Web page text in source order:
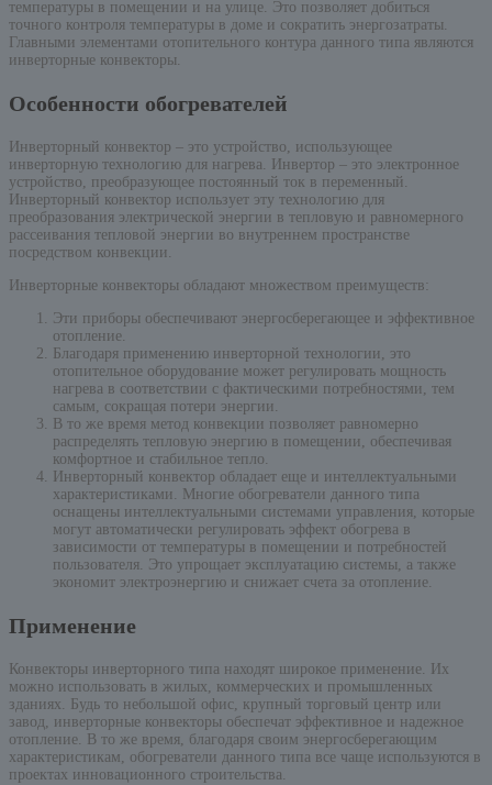
температуры в помещении и на улице. Это позволяет добиться
точного контроля температуры в доме и сократить энергозатраты.
Главными элементами отопительного контура данного типа являются
инверторные конвекторы.
Особенности обогревателей
Инверторный конвектор – это устройство, использующее
инверторную технологию для нагрева. Инвертор – это электронное
устройство, преобразующее постоянный ток в переменный.
Инверторный конвектор использует эту технологию для
преобразования электрической энергии в тепловую и равномерного
рассеивания тепловой энергии во внутреннем пространстве
посредством конвекции.
Инверторные конвекторы обладают множеством преимуществ:
Эти приборы обеспечивают энергосберегающее и эффективное
отопление.
Благодаря применению инверторной технологии, это
отопительное оборудование может регулировать мощность
нагрева в соответствии с фактическими потребностями, тем
самым, сокращая потери энергии.
В то же время метод конвекции позволяет равномерно
распределять тепловую энергию в помещении, обеспечивая
комфортное и стабильное тепло.
Инверторный конвектор обладает еще и интеллектуальными
характеристиками. Многие обогреватели данного типа
оснащены интеллектуальными системами управления, которые
могут автоматически регулировать эффект обогрева в
зависимости от температуры в помещении и потребностей
пользователя. Это упрощает эксплуатацию системы, а также
экономит электроэнергию и снижает счета за отопление.
Применение
Конвекторы инверторного типа находят широкое применение. Их
можно использовать в жилых, коммерческих и промышленных
зданиях. Будь то небольшой офис, крупный торговый центр или
завод, инверторные конвекторы обеспечат эффективное и надежное
отопление. В то же время, благодаря своим энергосберегающим
характеристикам, обогреватели данного типа все чаще используются в
проектах инновационного строительства.